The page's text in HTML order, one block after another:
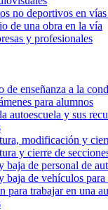
no deportivos en
de una obra en la vía
y profesionales
de enseñanza a la
para alumnos
autoescuela y sus
modificación y
y cierre de
baja de personal de
baja de vehículos para
para trabajar en una